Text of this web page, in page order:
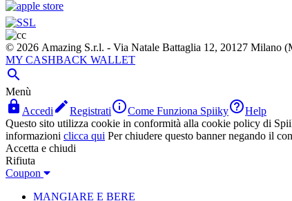
© 2026 Amazing S.r.l. - Via Natale Battaglia 12, 20127
MY CASHBACK WALLET

Menù
 Accedi RegistratiCome Funziona SpiikyHelp
Questo sito utilizza cookie in conformità alla cookie policy di
informazioni clicca qui Per chiudere questo banner negando il
Accetta e chiudi
Rifiuta
Coupon
MANGIARE E BERE